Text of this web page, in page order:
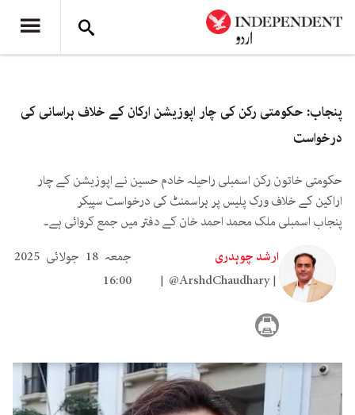
پنجاب: حکومتی رکن کی چار اپوزیشن ارکان کے خلاف ہراسانی کی
درخواست
حکومتی خاتون رکن اسمبلی راحیلہ خادم حسین نے اپوزیشن کے چار
اراکین کے خلاف ورک پلیس پر ہراسمنٹ کی درخواست سپیکر
پنجاب اسمبلی ملک محمد احمد خان کے دفتر میں جمع کروائی ہے۔
ارشد چوہدری
@ArshdChaudhary
جمعہ 18 جولائی 2025
16:00